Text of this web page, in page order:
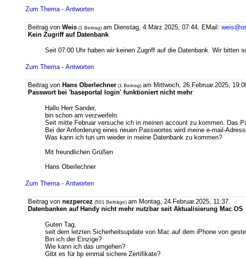
Zum Thema- Antworten
Beitrag von Weis (1 Beitrag) am Dienstag, 4.März.2025, 07:44. EMail:
Kein Zugriff auf Datenbank
Seit 07:00 Uhr haben wir keinen Zugriff auf die Datenbank. Wir bitten
Zum Thema- Antworten
Beitrag von Hans Oberlechner (1 Beitrag) am Mittwoch, 26.Februar.2025,
Passwort bei 'baseportal login' funktioniert nicht mehr
Hallo Herr Sander,
bin schon am verzweifeln.
Seit mitte Februar versuche ich in meinen account zu kommen. Das
Bei der Anforderung eines neuen Passwortes wird meine e-mail-
Was kann ich tun um wieder in meine Datenbank zu kommen?
Mit freundlichen Grüßen
Hans Oberlechner
Zum Thema- Antworten
Beitrag von nezpercez (501 Beiträge) am Montag, 24.Februar.2025, 11:37.
Datenbanken auf Handy nicht mehr nutzbar seit Aktualisierung Mac OS
Guten Tag,
seit dem letzten Sicherheitsupdate von Mac auf dem iPhone von
Bin ich der Einzige?
Wie kann ich das umgehen?
Gibt es für bp einmal sichere Zertifikate?